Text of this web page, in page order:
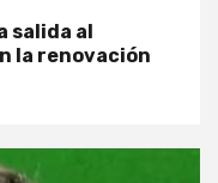
salida al
la renovación